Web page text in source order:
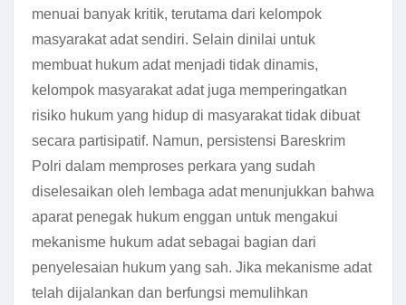
menuai banyak kritik, terutama dari kelompok
masyarakat adat sendiri. Selain dinilai untuk
membuat hukum adat menjadi tidak dinamis,
kelompok masyarakat adat juga memperingatkan
risiko hukum yang hidup di masyarakat tidak dibuat
secara partisipatif. Namun, persistensi Bareskrim
Polri dalam memproses perkara yang sudah
diselesaikan oleh lembaga adat menunjukkan bahwa
aparat penegak hukum enggan untuk mengakui
mekanisme hukum adat sebagai bagian dari
penyelesaian hukum yang sah. Jika mekanisme adat
telah dijalankan dan berfungsi memulihkan